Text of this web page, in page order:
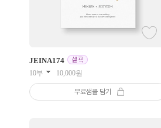
JEINA174
10부 10,000원
무료샘플 담기